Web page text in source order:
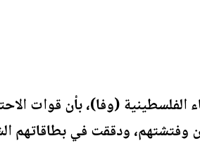
الفلسطينية (وفا)، بأن
وفتشتهم، ودققت في بطاقاتهم